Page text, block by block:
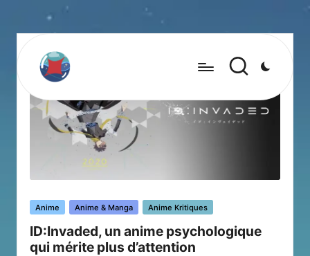
Posted
Anime Anime & Manga Anime Kritiques
ID:Invaded, un anime psychologique
qui mérite plus d’attention